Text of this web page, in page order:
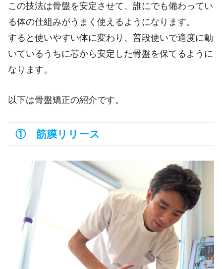
この技法は骨盤を安定させて、誰にでも備わってい
る体の仕組みがうまく使えるようになります。
すると使いやすい体に変わり、普段使いで適度に動
いているうちに芯から安定した骨盤を保てるように
なります。
以下は骨盤矯正の紹介です。
① 筋膜リリース